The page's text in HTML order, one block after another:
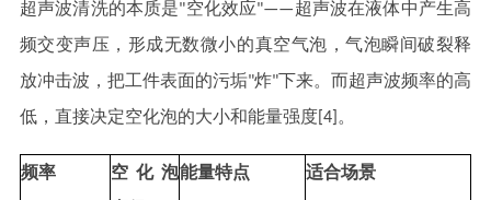
超声波清洗的本质是"空化效应"——超声波在液体中产生高
频交变声压，形成无数微小的真空气泡，气泡瞬间破裂释
放冲击波，把工件表面的污垢"炸"下来。而超声波频率的高
低，直接决定空化泡的大小和能量强度[4]。
频率 空化泡能量特点 适合场景